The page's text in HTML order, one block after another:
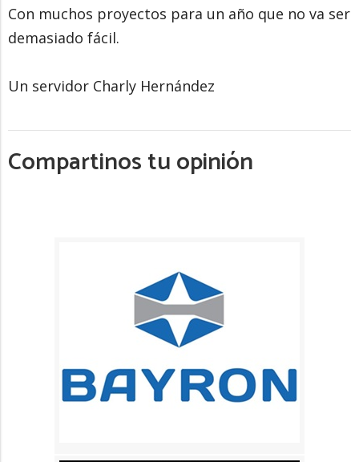
Con muchos proyectos para un año que no va ser
demasiado fácil.
Un servidor Charly Hernández
Compartinos tu opinión